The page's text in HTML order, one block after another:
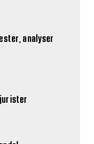
analyser